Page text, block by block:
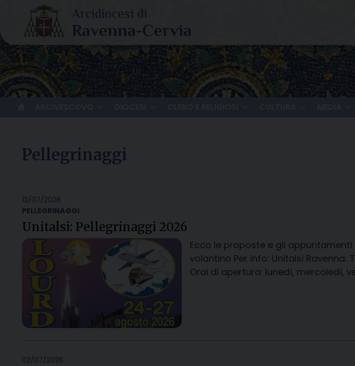
content
Pellegrinaggi
12/07/2026
PELLEGRINAGGI
Unitalsi: Pellegrinaggi 2026
Ecco le proposte e gli
volantino Per info: Unitalsi Ravenna:
Orai di apertura: lunedì, mercoledì,
02/07/2026